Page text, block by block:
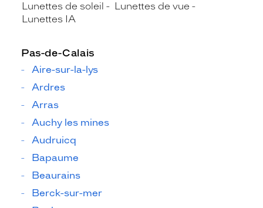
Lunettes de soleil
Lunettes de vue
Lunettes IA
Pas-de-Calais
Aire-sur-la-lys
Ardres
Arras
Auchy les mines
Audruicq
Bapaume
Beaurains
Berck-sur-mer